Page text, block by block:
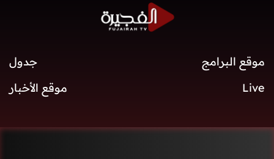
موقع البرامج
جدول
Live
موقع الأخبار